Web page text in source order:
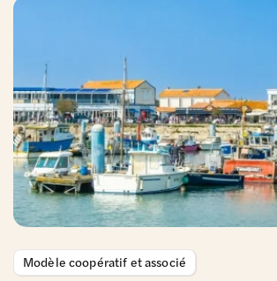
Modèle coopératif et associé